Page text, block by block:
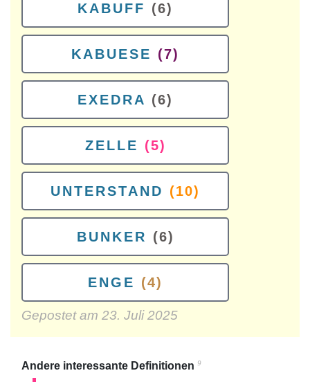
KABUFF (6)
KABUESE (7)
EXEDRA (6)
ZELLE (5)
UNTERSTAND (10)
BUNKER (6)
ENGE (4)
Gepostet am 23. Juli 2025
Andere interessante Definitionen 9